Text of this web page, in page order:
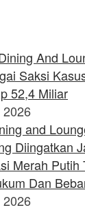
and